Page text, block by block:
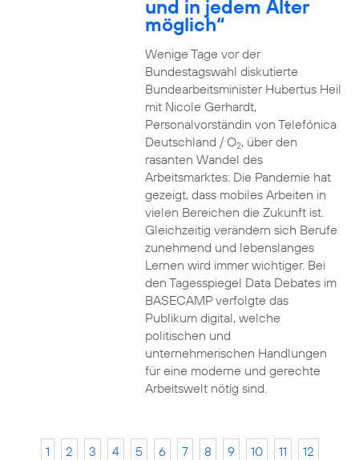
und in jedem Alter
möglich“
Wenige Tage vor der
Bundestagswahl diskutierte
Bundearbeitsminister Hubertus Heil
mit Nicole Gerhardt,
Personalvorständin von Telefónica
Deutschland / O2, über den
rasanten Wandel des
Arbeitsmarktes: Die Pandemie hat
gezeigt, dass mobiles Arbeiten in
vielen Bereichen die Zukunft ist.
Gleichzeitig verändern sich Berufe
zunehmend und lebenslanges
Lernen wird immer wichtiger. Bei
den Tagesspiegel Data Debates im
BASECAMP verfolgte das
Publikum digital, welche
politischen und
unternehmerischen Handlungen
für eine moderne und gerechte
Arbeitswelt nötig sind.
1 2 3 4 5 6 7 8 9 10 11
12